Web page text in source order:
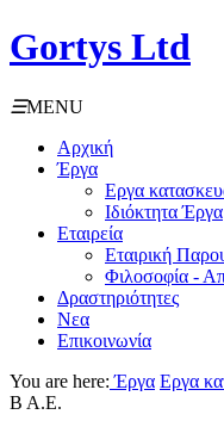
Gortys Ltd
☰MENU
Αρχική
Έργα
Εργα
Ιδιόκτητα Έργα
Εταιρεία
Εταιρική
Φιλοσοφία -
Δραστηριότητες
Νεα
Επικοινωνία
You are here: Έργα Εργα
Β Α.Ε.